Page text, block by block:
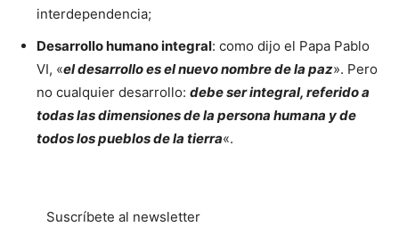
interdependencia;
Desarrollo humano integral: como dijo el Papa Pablo
VI, «el desarrollo es el nuevo nombre de la paz». Pero
no cualquier desarrollo: debe ser integral, referido a
todas las dimensiones de la persona humana y de
todos los pueblos de la tierra«.
Suscríbete al newsletter